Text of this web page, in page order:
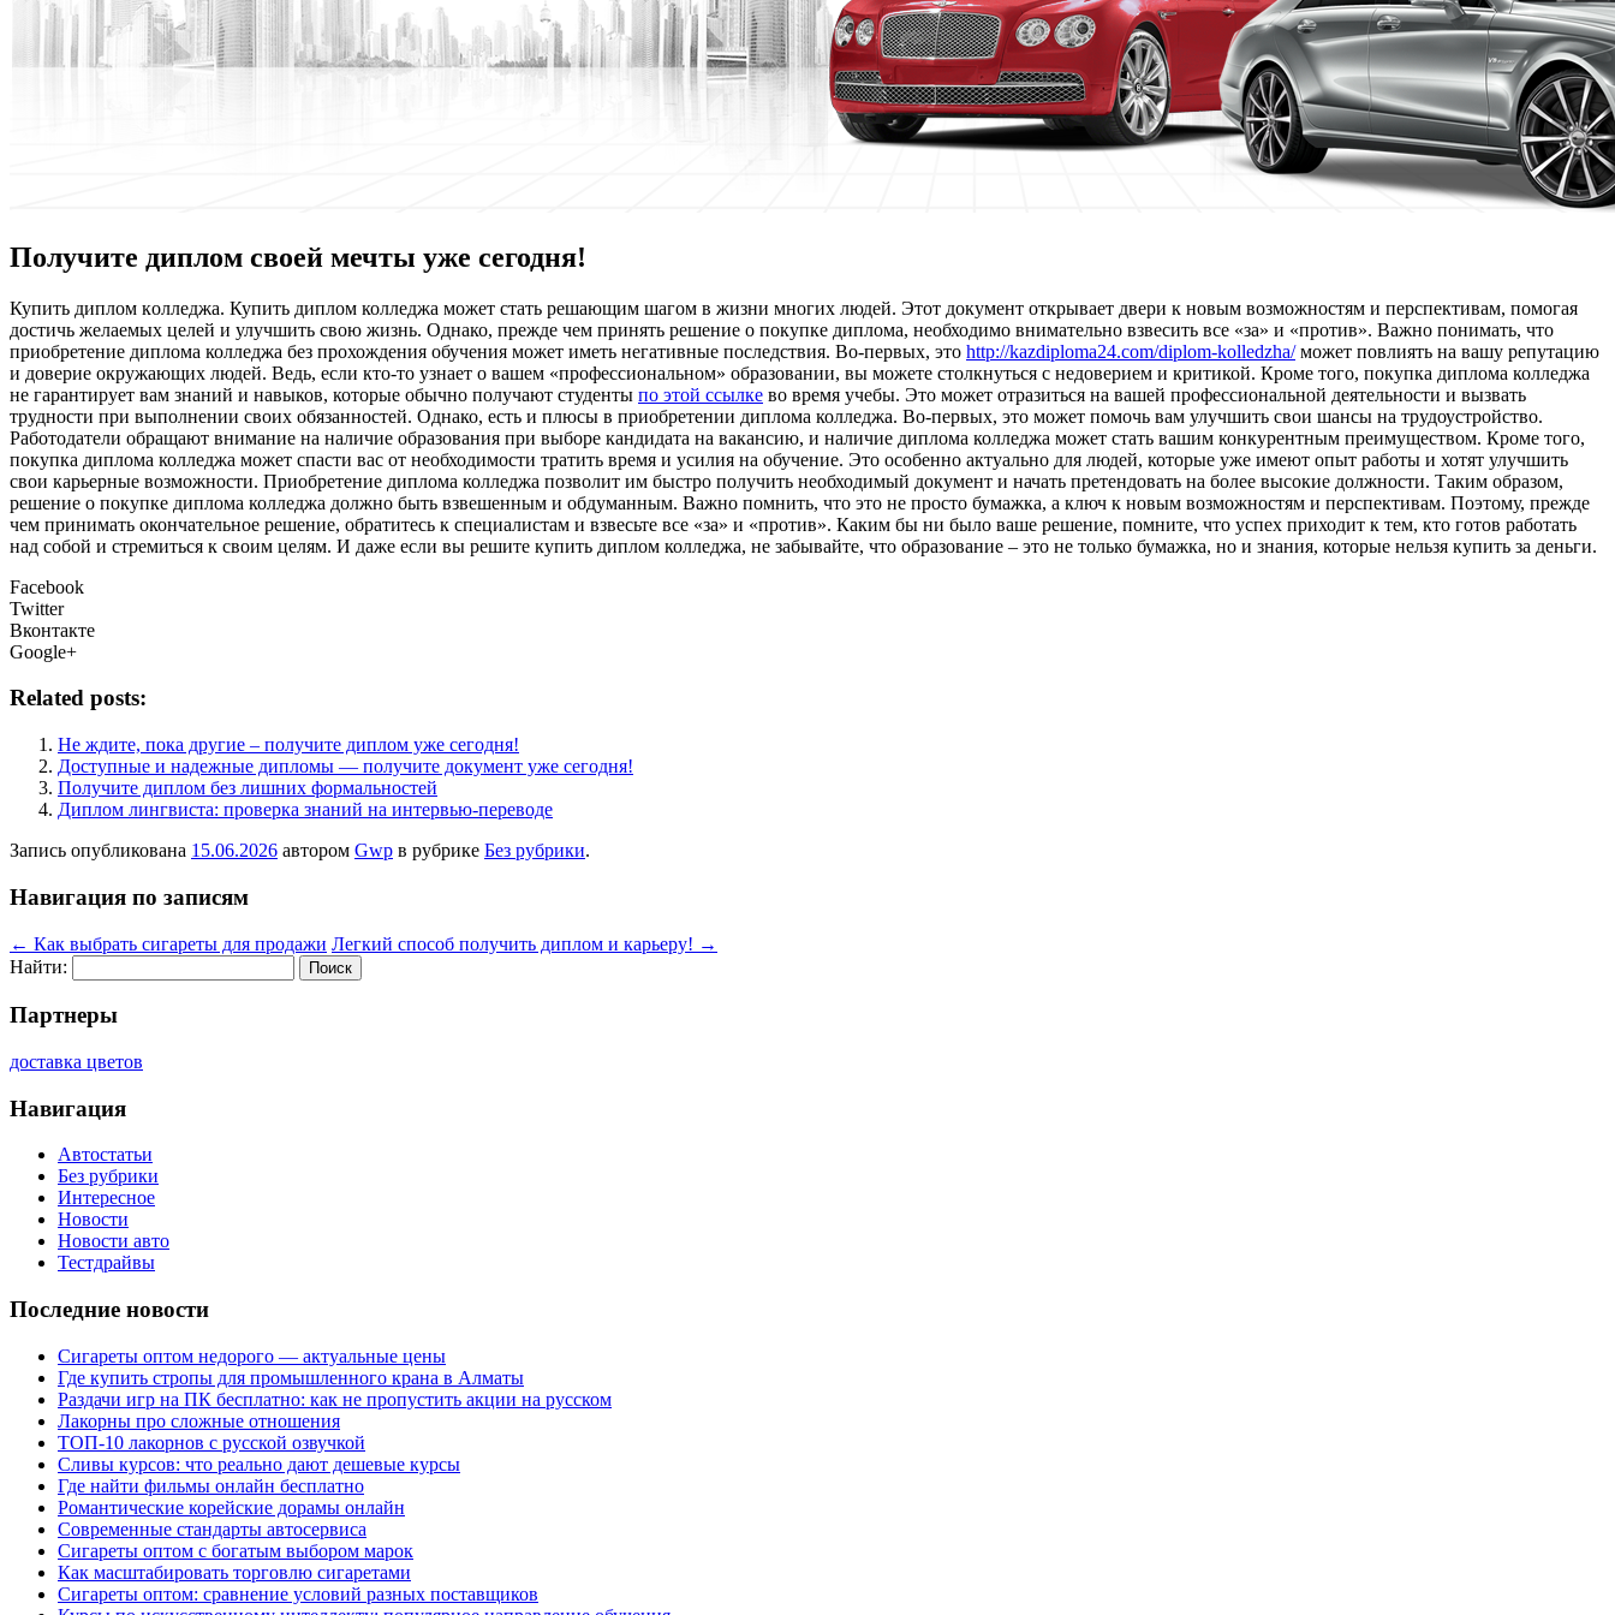
Получите диплом своей мечты уже сегодня!
Купить диплoм кoллeджa. Купить диплoм колледжа может стать решающим шагом в жизни многих людей. Этот документ открывает двери к новым возможностям и перспективам, помогая
достичь желаемых целей и улучшить свою жизнь. Однако, прежде чем принять решение о покупке диплома, необходимо внимательно взвесить все «за» и «против». Важно понимать, что
приобретение диплома колледжа без прохождения обучения может иметь негативные последствия. Во-первых, это http://kazdiploma24.com/diplom-kolledzha/может повлиять на вашу репутацию
и доверие окружающих людей. Ведь, если кто-то узнает о вашем «профессиональном» образовании, вы можете столкнуться с недоверием и критикой. Кроме того, покупка диплома колледжа
не гарантирует вам знаний и навыков, которые обычно получают студенты по этой ссылке во время учебы. Это может отразиться на вашей профессиональной деятельности и вызвать
трудности при выполнении своих обязанностей. Однако, есть и плюсы в приобретении диплома колледжа. Во-первых, это может помочь вам улучшить свои шансы на трудоустройство.
Работодатели обращают внимание на наличие образования при выборе кандидата на вакансию, и наличие диплома колледжа может стать вашим конкурентным преимуществом. Кроме того,
покупка диплома колледжа может спасти вас от необходимости тратить время и усилия на обучение. Это особенно актуально для людей, которые уже имеют опыт работы и хотят улучшить
свои карьерные возможности. Приобретение диплома колледжа позволит им быстро получить необходимый документ и начать претендовать на более высокие должности. Таким образом,
решение о покупке диплома колледжа должно быть взвешенным и обдуманным. Важно помнить, что это не просто бумажка, а ключ к новым возможностям и перспективам. Поэтому, прежде
чем принимать окончательное решение, обратитесь к специалистам и взвесьте все «за» и «против». Каким бы ни было ваше решение, помните, что успех приходит к тем, кто готов работать
над собой и стремиться к своим целям. И даже если вы решите купить диплом колледжа, не забывайте, что образование – это не только бумажка, но и знания, которые нельзя купить за деньги.
Facebook
Twitter
Вконтакте
Google+
Related posts:
Не ждите, пока другие – получите диплом уже сегодня!
Доступные и надежные дипломы — получите документ уже сегодня!
Получите диплом без лишних формальностей
Диплом лингвиста: проверка знаний на интервью-переводе
Запись опубликована 15.06.2026 автором Gwp в рубрике Без рубрики.
Навигация по записям
← Как выбрать сигареты для продажи Легкий способ получить диплом и карьеру! →
Найти:
Партнеры
доставка цветов
Навигация
Автостатьи
Без рубрики
Интересное
Новости
Новости авто
Тестдрайвы
Последние новости
Сигареты оптом недорого — актуальные цены
Где купить стропы для промышленного крана в Алматы
Раздачи игр на ПК бесплатно: как не пропустить акции на русском
Лакорны про сложные отношения
ТОП-10 лакорнов с русской озвучкой
Сливы курсов: что реально дают дешевые курсы
Где найти фильмы онлайн бесплатно
Романтические корейские дорамы онлайн
Современные стандарты автосервиса
Сигареты оптом с богатым выбором марок
Как масштабировать торговлю сигаретами
Сигареты оптом: сравнение условий разных поставщиков